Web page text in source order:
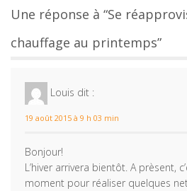
Une réponse à “Se
chauffage au printemps”
Louis dit :
19 août 2015 à 9 h 03 min
Bonjour!
L’hiver arrivera bientôt. A prèsent,
moment pour réaliser quelques